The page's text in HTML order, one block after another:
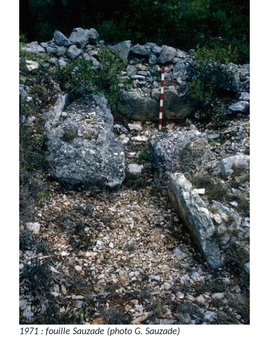
1971 : fouille Sauzade (photo G. Sauzade)